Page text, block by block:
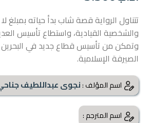
والشخصية القيادية، واستطاع تأسيس
وتمكن من تأسيس قطاع جديد في
الصيرفة الإسلامية.
اسم المؤلف :نجوى عبداللطيف
اسم المترجم :